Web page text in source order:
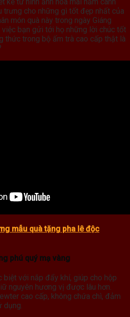
kế từ hình ảnh hoa mai năm cánh
trưng cho những gì tốt đẹp nhất của
món quà này trong ngày Giáng
bạn gửi tới họ những lời chúc tốt
thức trong bộ ấm trà cao cấp thật là
mẫu quà tặng pha lê độc
phú quý mạ vàng
với nắp đẩy khí, giúp cho hộp
nguyên hương vị được lâu hơn.
cao cấp, không chứa chì, đảm
dụng.